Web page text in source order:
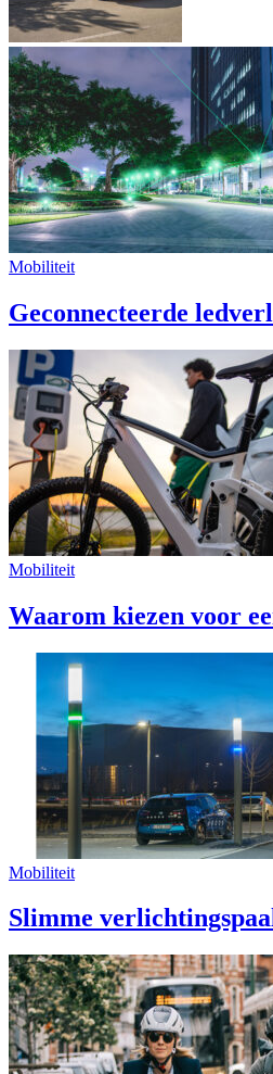
Mobiliteit
Geconnecteerde
Mobiliteit
Waarom kiezen voor
Mobiliteit
Slimme